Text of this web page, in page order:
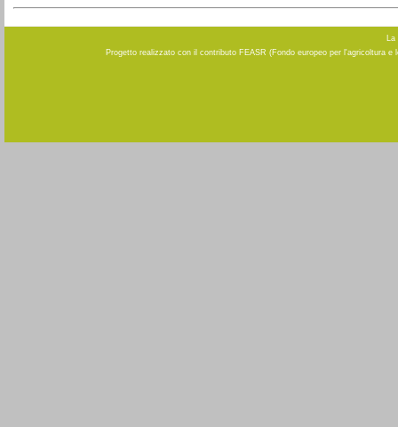
La
Progetto realizzato con il contributo FEASR (Fondo europeo per l'agricoltura